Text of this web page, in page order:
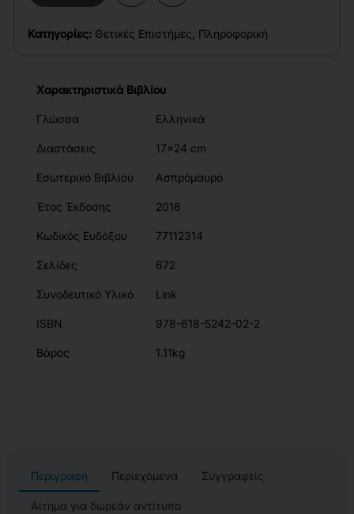
Κατηγορίες: Θετικές Επιστήμες Πληροφορική
Χαρακτηριστικά Βιβλίου
Γλώσσα Ελληνικά
Διαστάσεις 17x24 cm
Εσωτερικό Βιβλίου Ασπρόμαυρο
Έτος Έκδοσης 2016
Κωδικός Ευδόξου 77112314
Σελίδες 672
Συνοδευτικό Υλικό Link
ISBN 978-618-5242-02-2
Βάρος 1.11kg
Περιγραφή Περιεχόμενα Συγγραφείς
Αίτημα για δωρεάν αντίτυπο